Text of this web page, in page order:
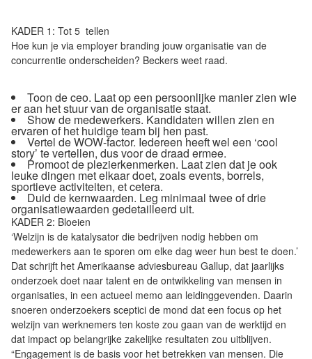
KADER 1: Tot 5 tellen
Hoe kun je via employer branding jouw organisatie van de
concurrentie onderscheiden? Beckers weet raad.
Toon de ceo. Laat op een persoonlijke manier zien wie
er aan het stuur van de organisatie staat.
Show de medewerkers. Kandidaten willen zien en
ervaren of het huidige team bij hen past.
Vertel de WOW-factor. Iedereen heeft wel een ‘cool
story’ te vertellen, dus voor de draad ermee.
Promoot de plezierkenmerken. Laat zien dat je ook
leuke dingen met elkaar doet, zoals events, borrels,
sportieve activiteiten, et cetera.
Duid de kernwaarden. Leg minimaal twee of drie
organisatiewaarden gedetailleerd uit.
KADER 2: Bloeien
‘Welzijn is de katalysator die bedrijven nodig hebben om
medewerkers aan te sporen om elke dag weer hun best te doen.’
Dat schrijft het Amerikaanse adviesbureau Gallup, dat jaarlijks
onderzoek doet naar talent en de ontwikkeling van mensen in
organisaties, in een actueel memo aan leidinggevenden. Daarin
snoeren onderzoekers sceptici de mond dat een focus op het
welzijn van werknemers ten koste zou gaan van de werktijd en
dat impact op belangrijke zakelijke resultaten zou uitblijven.
“Engagement is de basis voor het betrekken van mensen. Die